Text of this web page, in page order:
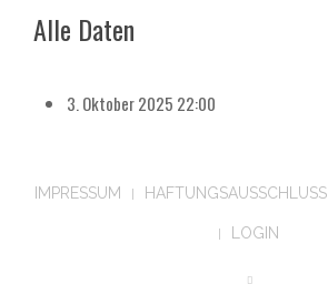
Alle Daten
3. Oktober 2025 22:00
IMPRESSUM HAFTUNGSAUSSCHLUSS
LOGIN